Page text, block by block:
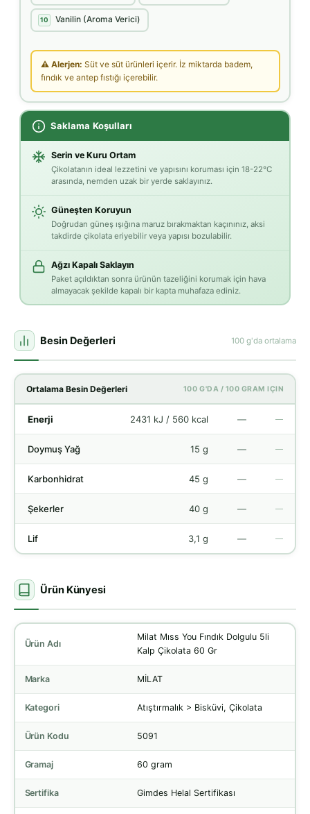
10 Vanilin (Aroma Verici)
⚠ Alerjen: Süt ve süt ürünleri içerir. İz miktarda badem,
fındık ve antep fıstığı içerebilir.
Saklama Koşulları
Serin ve Kuru Ortam
Çikolatanın ideal lezzetini ve yapısını koruması için 18-22°C
arasında, nemden uzak bir yerde saklayınız.
Güneşten Koruyun
Doğrudan güneş ışığına maruz bırakmaktan kaçınınız, aksi
takdirde çikolata eriyebilir veya yapısı bozulabilir.
Ağzı Kapalı Saklayın
Paket açıldıktan sonra ürünün tazeliğini korumak için hava
almayacak şekilde kapalı bir kapta muhafaza ediniz.
Besin Değerleri 100 g'da ortalama
Ortalama Besin Değerleri 100 G'DA / 100 GRAM IÇIN
Enerji 2431 kJ / 560 kcal — —
Doymuş Yağ 15 g — —
Karbonhidrat 45 g — —
Şekerler 40 g — —
Lif 3,1 g — —
Ürün Künyesi
Ürün Adı
Milat Mıss You Fındık Dolgulu 5li
Kalp Çikolata 60 Gr
Marka MİLAT
Kategori Atıştırmalık > Bisküvi, Çikolata
Ürün Kodu 5091
Gramaj 60 gram
Sertifika Gimdes Helal Sertifikası